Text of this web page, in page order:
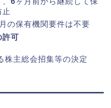
止
の保有機関要件は不要
許可
主総会招集等の決定